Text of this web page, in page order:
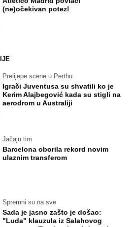
(ne)očekivan potez!
Prelijepe scene u Perthu
Igrači Juventusa su shvatili ko je
Kerim Alajbegović kada su stigli na
aerodrom u Australiji
Jačaju tim
Barcelona oborila rekord novim
ulaznim transferom
Spremni su na sve
Sada je jasno zašto je došao:
"Luda" klauzula iz Salahovog